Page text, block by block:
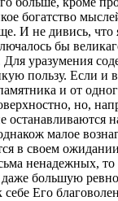
богатство
И не дивись,
бы
уразумения
пользу. Если
и от
но,
малое
в своем
ненадежных,
большую
Его